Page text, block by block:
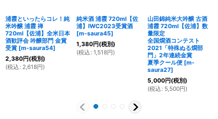
浦霞といったらコレ！純
米吟醸 浦霞 禅
720ml【佐浦】全米日本
酒歓評会 吟醸部門 金賞
受賞 [m-saura54]
2,380円(税別)
(税込 : 2,618円)
純米酒 浦霞 720ml【佐
浦】IWC2023受賞酒
[m-saura45]
1,380円(税別)
(税込 : 1,518円)
山田錦純米大吟醸 古酒
浦霞 720ml【佐浦】数
量限定
全国燗酒コンテスト
2021「特殊ぬる燗部
門」2年連続金賞
夏季クール便 [m-
saura27]
5,000円(税別)
(税込 : 5,500円)